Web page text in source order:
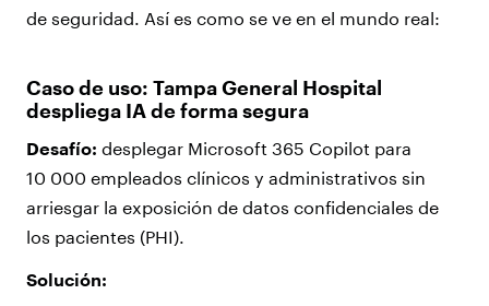
de seguridad. Así es como se ve en el mundo real:
Caso de uso: Tampa General Hospital
despliega IA de forma segura
Desafío: desplegar Microsoft 365 Copilot para
10 000 empleados clínicos y administrativos sin
arriesgar la exposición de datos confidenciales de
los pacientes (PHI).
Solución: